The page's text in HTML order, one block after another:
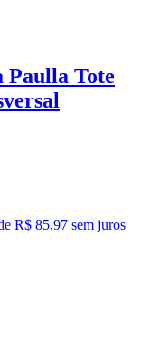
Paulla Tote
R$ 85,97 sem juros